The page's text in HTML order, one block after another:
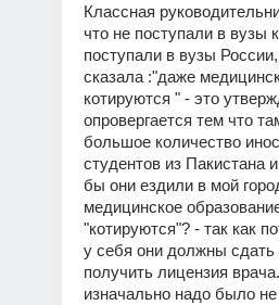
Классная
что не поступали в вузы
поступали в вузы
сказала :"даже
котируются " - это
опровергается тем что
большое количество
студентов из Пакистана
бы они ездили в мой
медицинское
"котируются"? - так как
у себя они должны сдать
получить лицензия
изначально надо было